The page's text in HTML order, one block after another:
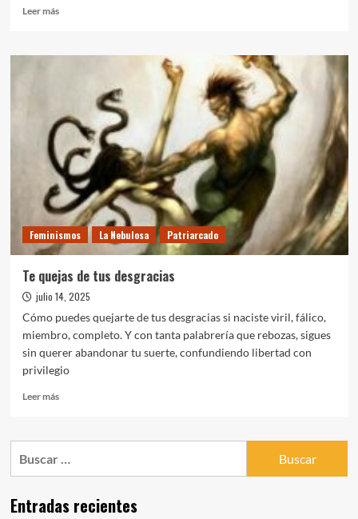
Leer másLeer
Specimen
Porsilapongus
Feminismos La Nebulosa Patriarcado
Te quejas de tus desgracias
julio 14, 2025
Cómo puedes quejarte de tus desgracias si naciste viril, fálico,
miembro, completo. Y con tanta palabrería que rebozas, sigues
sin querer abandonar tu suerte, confundiendo libertad con
privilegio
Leer másLeer
Te
desgracias
Entradas recientes